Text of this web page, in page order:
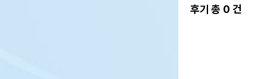
후기 총 0 건